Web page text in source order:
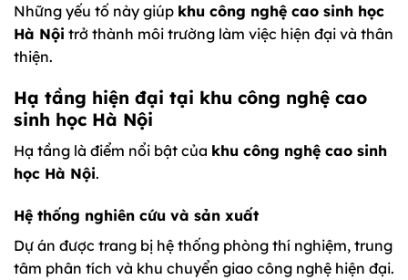
Những yếu tố này giúp khu công nghệ cao sinh học
Hà Nội trở thành môi trường làm việc hiện đại và thân
thiện.
Hạ tầng hiện đại tại khu công nghệ cao
sinh học Hà Nội
Hạ tầng là điểm nổi bật của khu công nghệ cao sinh
học Hà Nội.
Hệ thống nghiên cứu và sản xuất
Dự án được trang bị hệ thống phòng thí nghiệm, trung
tâm phân tích và khu chuyển giao công nghệ hiện đại.